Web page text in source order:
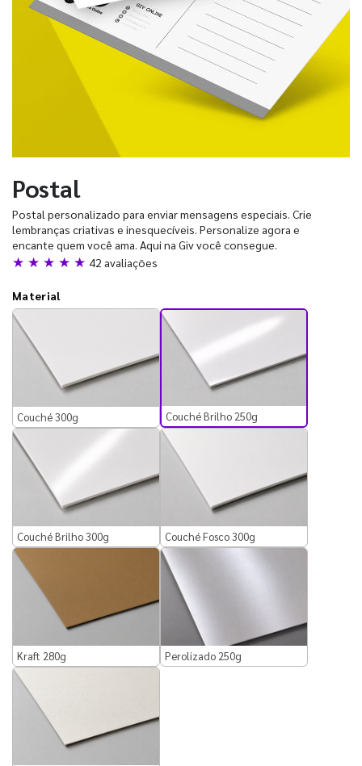
Postal
Postal personalizado para enviar mensagens especiais. Crie
lembranças criativas e inesquecíveis. Personalize agora e
encante quem você ama. Aqui na Giv você consegue.
★ ★ ★ ★ ★ 42 avaliações
Material
Couché 300g Couché Brilho 250g
Couché Brilho 300g Couché Fosco 300g
Kraft 280g Perolizado 250g